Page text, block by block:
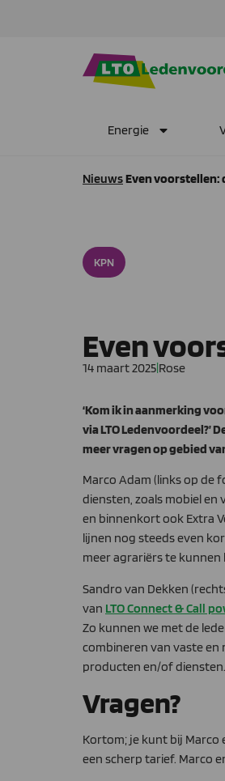
Energie
NieuwsEven voorstellen:
KPN
Even
14 maart 2025|Rose
‘Kom ik in aanmerking
via LTO Ledenvoordeel?’
meer vragen op gebied
­­Marco Adam (links op de
diensten, zoals mobiel en
en binnenkort ook Extra
lijnen nog steeds even
meer agrariërs te
Sandro van Dekken
van LTO Connect & Call
Zo kunnen we met de
combineren van vaste en
producten en/of
Vragen?
Kortom; je kunt bij Marco
een scherp tarief. Marco